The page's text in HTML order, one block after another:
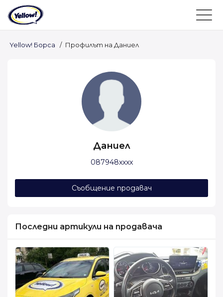
Yellow! Борса / Профилът на Даниел
Даниел
087948xxxx
Съобщение продавач
Последни артикули на продавача